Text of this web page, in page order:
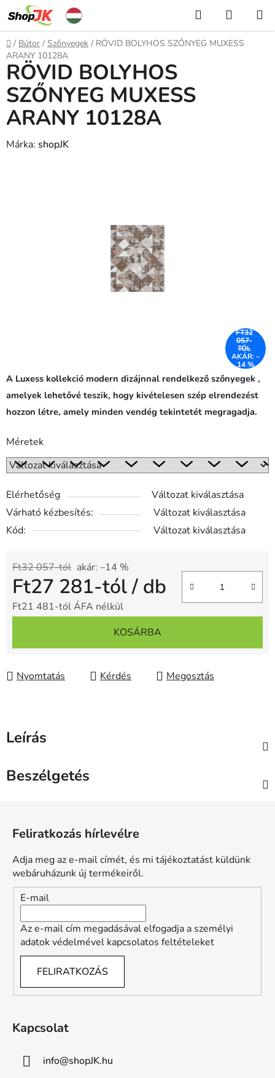
Ugrás
fő
tartalomhoz
KeresésKOSÁR
Kezdőlap
/ Bútor / Szőnyegek / RÖVID BOLYHOS SZŐNYEG MUXESS
ARANY 10128A
A Luxess kollekció modern dizájnnal rendelkező szőnyegek ,
amelyek lehetővé teszik, hogy kivételesen szép elrendezést
hozzon létre, amely minden vendég tekintetét megragadja.
Méretek
Elérhetőség
Változat kiválasztása
Várható kézbesítés:
Változat kiválasztása
Kód:
Változat kiválasztása
Ft32 057-tól akár: –14 %
Ft27 281-tól/ db
Ft21 481-tól ÁFA nélkül
KOSÁRBA
Nyomtatás Kérdés Megosztás
RÖVID BOLYHOS
SZŐNYEG MUXESS
ARANY 10128A
Márka: shopJK
FT32
057-
TÓL
AKÁR: –
14 %
Leírás
Beszélgetés
Feliratkozás hírlevélre
Adja meg az e-mail címét, és mi tájékoztatást küldünk
webáruházunk új termékeiről.
E-mail
Az e-mail cím megadásával elfogadja a személyi
adatok védelmével kapcsolatos feltételeket
FELIRATKOZÁS
Kapcsolat
info@shopJK.hu